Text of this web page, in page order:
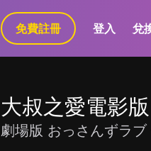
免費註冊 登入 兌
大叔之愛電影版
劇場版 おっさんずラ